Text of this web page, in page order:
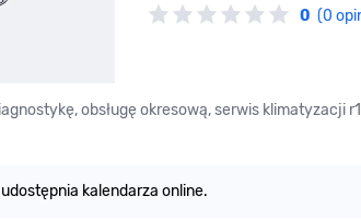
0 (0
obsługę okresową, serwis klimatyzacji
kalendarza online.